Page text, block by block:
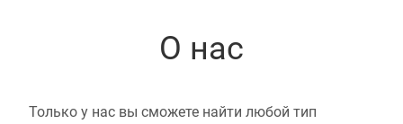
О нас
Только у нас вы сможете найти любой тип